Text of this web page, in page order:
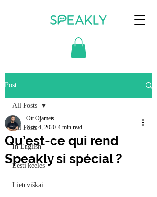
Post
All Posts
In English
Eesti keeles
Lietuviškai
All Posts
Qu’est-ce qui rend
Speakly si spécial ?
Ott Ojamets
Nov 4, 20204 min read